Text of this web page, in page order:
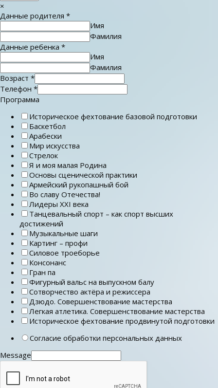
×
Данные родителя *
Имя
Фамилия
Данные ребенка *
Имя
Фамилия
Возраст *
Телефон *
Программа
Историческое фехтование базовой подготовки
Баскетбол
Арабески
Мир искусства
Стрелок
Я и моя малая Родина
Основы сценической практики
Армейский рукопашный бой
Во славу Отечества!
Лидеры ХХI века
Танцевальный спорт – как спорт высших
достижений
Музыкальные шаги
Картинг – профи
Силовое троеборье
Консонанс
Гран па
Фигурный вальс на выпускном балу
Сотворчество актёра и режиссера
Дзюдо. Совершенствование мастерства
Легкая атлетика. Совершенствование мастерства
Историческое фехтование продвинутой подготовки
Согласие обработки персональных данных
Message